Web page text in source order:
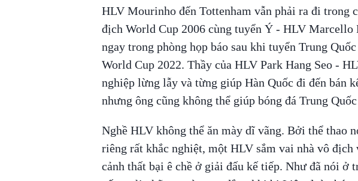
HLV Mourinho đến Tottenham vẫn phải ra đi trong
địch World Cup 2006 cùng tuyển Ý - HLV Marcello
ngay trong phòng họp báo sau khi tuyển Trung
World Cup 2022. Thầy của HLV Park Hang Seo -
nghiệp lừng lẫy và từng giúp Hàn Quốc đi đến bán
nhưng ông cũng không thể giúp bóng đá Trung
Nghề HLV không thể ăn mày dĩ vãng. Bởi thể thao
riêng rất khắc nghiệt, một HLV sắm vai nhà vô địch
cảnh thất bại ê chề ở giải đấu kế tiếp. Như đã nói ở